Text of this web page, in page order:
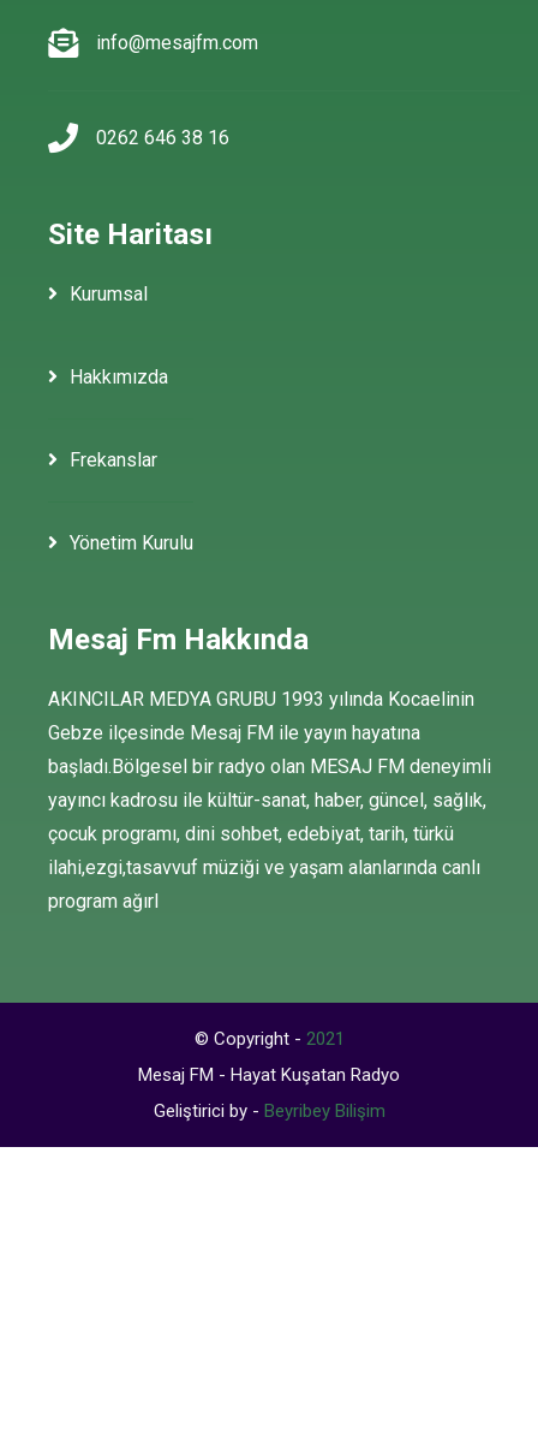
info@mesajfm.com
0262 646 38 16
Site Haritası
Kurumsal
Hakkımızda
Frekanslar
Yönetim Kurulu
Mesaj Fm Hakkında
AKINCILAR MEDYA GRUBU 1993 yılında Kocaelinin
Gebze ilçesinde Mesaj FM ile yayın hayatına
başladı.Bölgesel bir radyo olan MESAJ FM deneyimli
yayıncı kadrosu ile kültür-sanat, haber, güncel, sağlık,
çocuk programı, dini sohbet, edebiyat, tarih, türkü
ilahi,ezgi,tasavvuf müziği ve yaşam alanlarında canlı
program ağırl
© Copyright - 2021
Mesaj FM - Hayat Kuşatan Radyo
Geliştirici by - Beyribey Bilişim